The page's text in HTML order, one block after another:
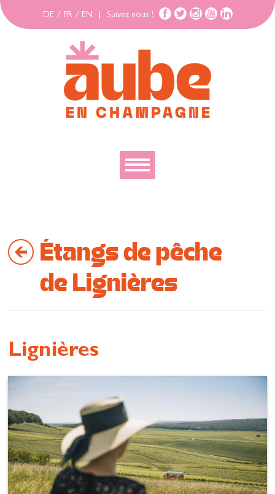
DE / FR / EN Suivez nous !
Bouger
Se loger
Se restaurer
Étangs de pêche
de Lignières
Lignières